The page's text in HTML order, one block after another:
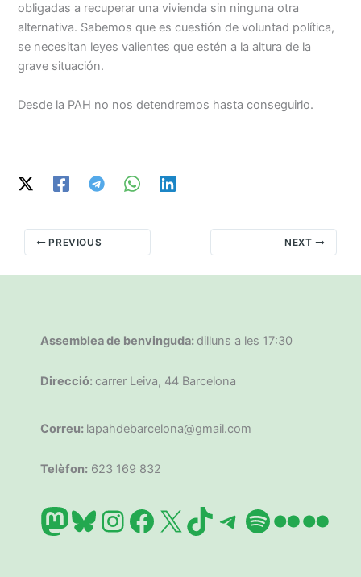
obligadas a recuperar una vivienda sin ninguna otra
alternativa. Sabemos que es cuestión de voluntad política,
se necesitan leyes valientes que estén a la altura de la
grave situación.
Desde la PAH no nos detendremos hasta conseguirlo.
PREVIOUS NEXT
Assemblea de benvinguda: dilluns a les 17:30
Direcció: carrer Leiva, 44 Barcelona
Correu: lapahdebarcelona@gmail.com
Telèfon: 623 169 832
Mastodon
Bluesky
Instagram
Facebook
X TikTok
Telegram
Spotify
Flickr